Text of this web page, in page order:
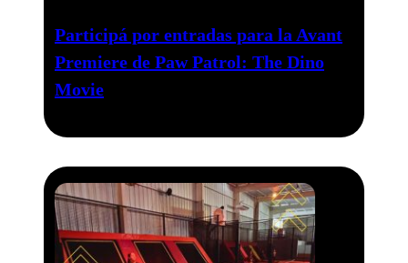
Participá por entradas para la Avant
Premiere de Paw Patrol: The Dino
Movie